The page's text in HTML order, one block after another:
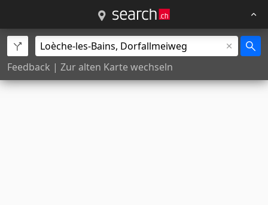
Feedback | Zur alten Karte wechseln